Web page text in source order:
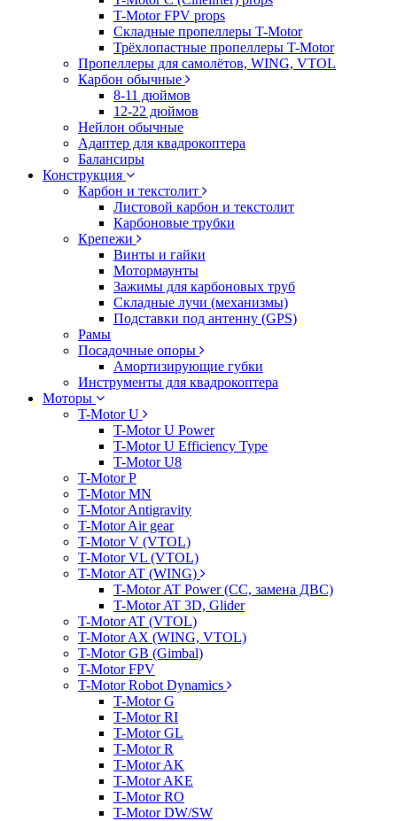
T-Motor FPV props
Складные пропеллеры T-Motor
Трёхлопастные пропеллеры T-Motor
Пропеллеры для самолётов, WING, VTOL
Карбон обычные
8-11 дюймов
12-22 дюймов
Нейлон обычные
Адаптер для квадрокоптера
Балансиры
Конструкция
Карбон и текстолит
Листовой карбон и текстолит
Карбоновые трубки
Крепежи
Винты и гайки
Мотормаунты
Зажимы для карбоновых труб
Складные лучи (механизмы)
Подставки под антенну (GPS)
Рамы
Посадочные опоры
Амортизирующие губки
Инструменты для квадрокоптера
Моторы
T-Motor U
T-Motor U Power
T-Motor U Efficiency Type
T-Motor U8
T-Motor P
T-Motor MN
T-Motor Antigravity
T-Motor Air gear
T-Motor V (VTOL)
T-Motor VL (VTOL)
T-Motor AT (WING)
T-Motor AT Power (CC, замена ДВС)
T-Motor AT 3D, Glider
T-Motor AT (VTOL)
T-Motor AX (WING, VTOL)
T-Motor GB (Gimbal)
T-Motor FPV
T-Motor Robot Dynamics
T-Motor G
T-Motor RI
T-Motor GL
T-Motor R
T-Motor AK
T-Motor AKE
T-Motor RO
T-Motor DW/SW